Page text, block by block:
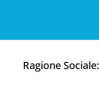
Ragione Sociale: